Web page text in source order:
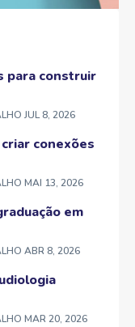
para construir
JUL 8, 2026
conexões
MAI 13, 2026
em
ABR 8, 2026
MAR 20, 2026